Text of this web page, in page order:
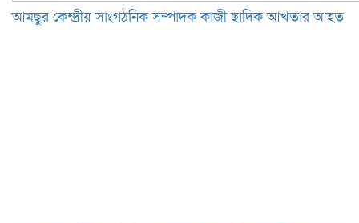
আমছুর কেন্দ্রীয় সাংগঠনিক সম্পাদক কাজী ছাদিক আখতার আহত